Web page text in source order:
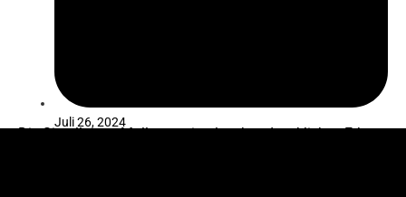
Juli 26, 2024
Die Siurells von Mallorca: ein altes handwerkliches Erbe,